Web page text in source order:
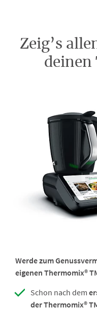
Zeig’s
deinen
Werde zum
eigenen Thermomix®
Schon nach dem
der Thermomix®